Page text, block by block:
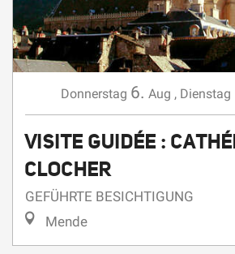
Donnerstag 6. Aug, Dienstag
VISITE GUIDÉE :
CLOCHER
GEFÜHRTE BESICHTIGUNG
Mende